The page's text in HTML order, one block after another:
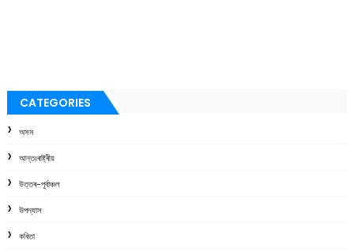
CATEGORIES
অসম
আন্তঃৰাষ্ট্ৰীয়
উত্তৰ-পূৰ্বাঞ্চল
উপন্যাস
কবিতা